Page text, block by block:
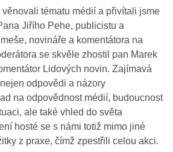
tématu médií a přivítali jsme
Jiřího Pehe, publicistu a
novináře a komentátora na
se skvěle zhostil pan Marek
Lidových novin. Zajímavá
odpovědi a názory
na odpovědnost médií, budoucnost
ale také vhled do světa
hosté se s námi totiž mimo jiné
z praxe, čímž zpestřili celou akci.